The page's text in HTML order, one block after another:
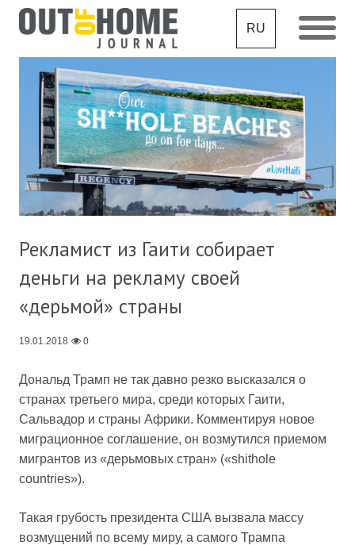
RU
Рекламист из Гаити собирает
деньги на рекламу своей
«дерьмой» страны
19.01.2018 0
Дональд Трамп не так давно резко высказался о
странах третьего мира, среди которых Гаити,
Сальвадор и страны Африки. Комментируя новое
миграционное соглашение, он возмутился приемом
мигрантов из «дерьмовых стран» («shithole
countries»).
Такая грубость президента США вызвала массу
возмущений по всему миру, а самого Трампа